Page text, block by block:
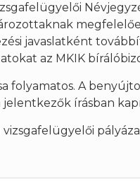
javaslatként
az MKIK
folyamatos. A
írásban
vizsgafelügyelői